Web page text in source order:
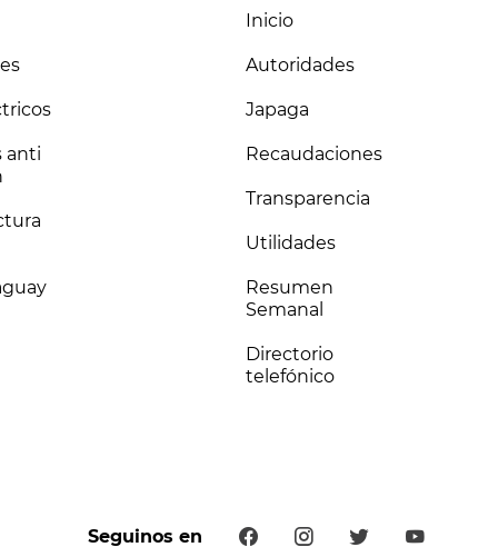
anti
Inicio
Autoridades
Japaga
Recaudaciones
Transparencia
Utilidades
Resumen
Semanal
Directorio
telefónico
Seguinos en